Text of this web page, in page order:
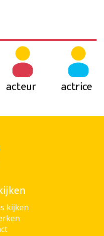
acteur actrice
kijken